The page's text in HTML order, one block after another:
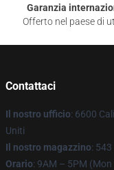
Garanzia
Offerto nel paese di
Contattaci
Il nostro ufficio: 6600
Uniti
Il nostro magazzino:
Orario: 9AM – 5PM (Mon